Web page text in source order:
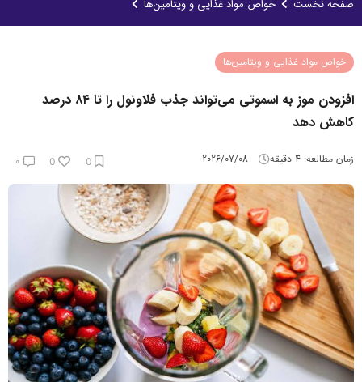
صفحه نخست خواص مواد غذایی و ویتامین‌ها
خواص مواد غذایی و ویتامین‌ها
افزودن موز به اسموتی می‌تواند جذب فلاونول را تا ۸۴ درصد
کاهش دهد
زمان مطالعه: 4 دقیقه 2026/07/08
0
0 ۰